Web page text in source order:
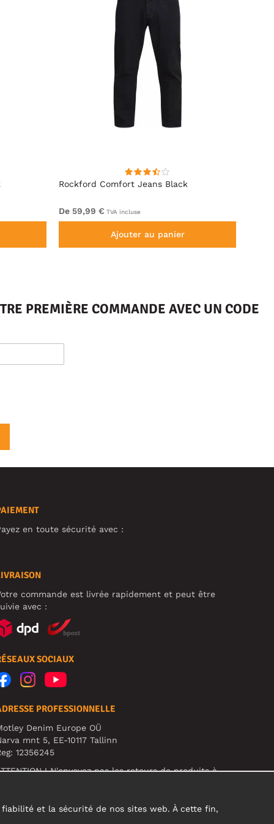
Rockford Comfort Jeans Black
De 59,99 € TVA incluse
Ajouter au panier
PREMIÈRE COMMANDE AVEC UN CODE
en toute sécurité avec :
commande est livrée rapidement et peut être
avec :
SOCIAUX
PROFESSIONNELLE
Denim Europe OÜ
mnt 5, EE-10117 Tallinn
12356245
! N'envoyez pas les retours de produits à
et la sécurité de nos sites web. À cette fin,